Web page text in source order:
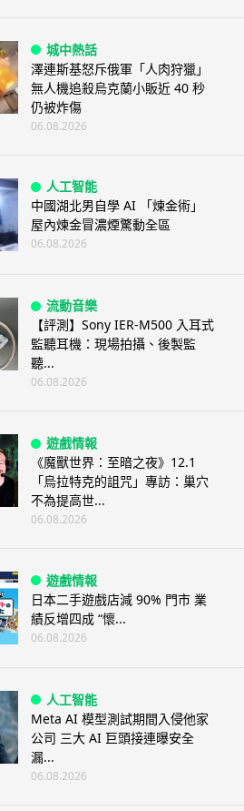
城中熱話
澤連斯基怒斥俄軍「人肉狩獵」
無人機追殺烏克蘭小販近 40 秒
仍被炸傷
06.08.2026
人工智能
中國湖北男自學 AI 「煉金術」
屋內煉金冒濃煙驚動全區
06.08.2026
流動音樂
【評測】Sony IER-M500 入耳式
監聽耳機：現場拍攝、後製監
聽...
06.08.2026
遊戲情報
《魔獸世界：至暗之夜》12.1
「烏拉特克的詛咒」專訪：巢穴
不為提高世...
06.08.2026
遊戲情報
日本二手遊戲店減 90% 門市 業
績反增四成 “懷...
06.08.2026
人工智能
Meta AI 模型測試期間入侵他家
公司 三大 AI 巨頭接連曝安全
漏...
06.08.2026